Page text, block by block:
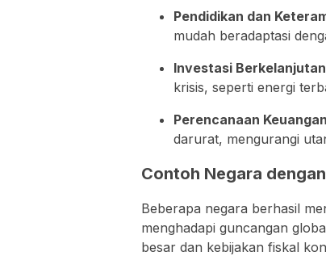
Pendidikan dan
mudah beradaptasi
Investasi Berkelanjutan
krisis, seperti energi
Perencanaan
darurat, mengurangi
Contoh Negara
Beberapa negara berhasil
menghadapi guncangan
besar dan kebijakan fiskal